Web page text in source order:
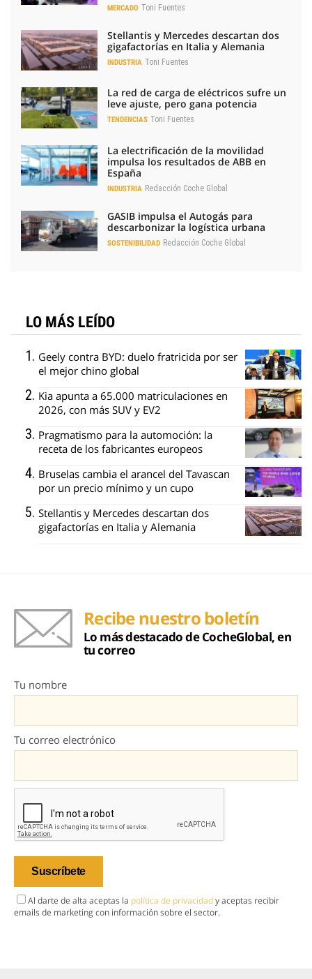
MERCADO Toni Fuentes
Stellantis y Mercedes descartan dos
gigafactorías en Italia y Alemania
INDUSTRIA Toni Fuentes
La red de carga de eléctricos sufre un
leve ajuste, pero gana potencia
TENDENCIAS Toni Fuentes
La electrificación de la movilidad
impulsa los resultados de ABB en
España
INDUSTRIA Redacción Coche Global
GASIB impulsa el Autogás para
descarbonizar la logística urbana
SOSTENIBILIDAD Redacción Coche Global
LO MÁS LEÍDO
Geely contra BYD: duelo fratricida por ser
el mejor chino global
Kia apunta a 65.000 matriculaciones en
2026, con más SUV y EV2
Pragmatismo para la automoción: la
receta de los fabricantes europeos
Bruselas cambia el arancel del Tavascan
por un precio mínimo y un cupo
Stellantis y Mercedes descartan dos
gigafactorías en Italia y Alemania
Recibe nuestro boletín
Lo más destacado de CocheGlobal, en
tu correo
Tu nombre
Tu correo electrónico
Al darte de alta aceptas la política de privacidady aceptas recibir
emails de marketing con información sobre el sector.